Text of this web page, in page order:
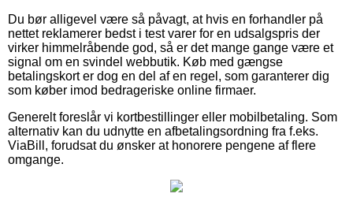
Du bør alligevel være så påvagt, at hvis en forhandler på
nettet reklamerer bedst i test varer for en udsalgspris der
virker himmelråbende god, så er det mange gange være et
signal om en svindel webbutik. Køb med gængse
betalingskort er dog en del af en regel, som garanterer dig
som køber imod bedrageriske online firmaer.
Generelt foreslår vi kortbestillinger eller mobilbetaling. Som
alternativ kan du udnytte en afbetalingsordning fra f.eks.
ViaBill, forudsat du ønsker at honorere pengene af flere
omgange.